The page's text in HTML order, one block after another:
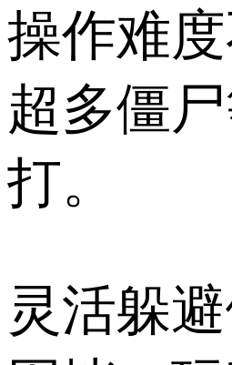
操作难度
超多僵
打。
灵活躲